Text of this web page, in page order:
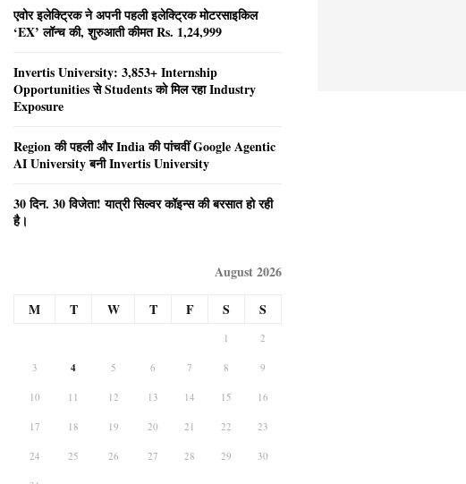
एवोर इलेक्ट्रिक ने अपनी पहली इलेक्ट्रिक मोटरसाइकिल
‘EX’ लॉन्च की, शुरुआती कीमत Rs. 1,24,999
Invertis University: 3,853+ Internship
Opportunities से Students को मिल रहा Industry
Exposure
Region की पहली और India की पांचवीं Google Agentic
AI University बनी Invertis University
30 दिन. 30 विजेता! यात्री सिल्वर कॉइन्स की बरसात हो रही
है।
August 2026
M
T W T F S S
1 2
3 4 5 6 7 8 9
10 11 12 13 14 15 16
17 18 19 20 21 22 23
24 25 26 27 28 29 30